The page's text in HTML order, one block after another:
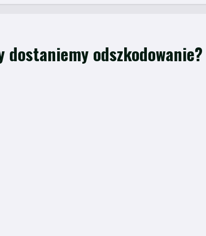
odszkodowanie?